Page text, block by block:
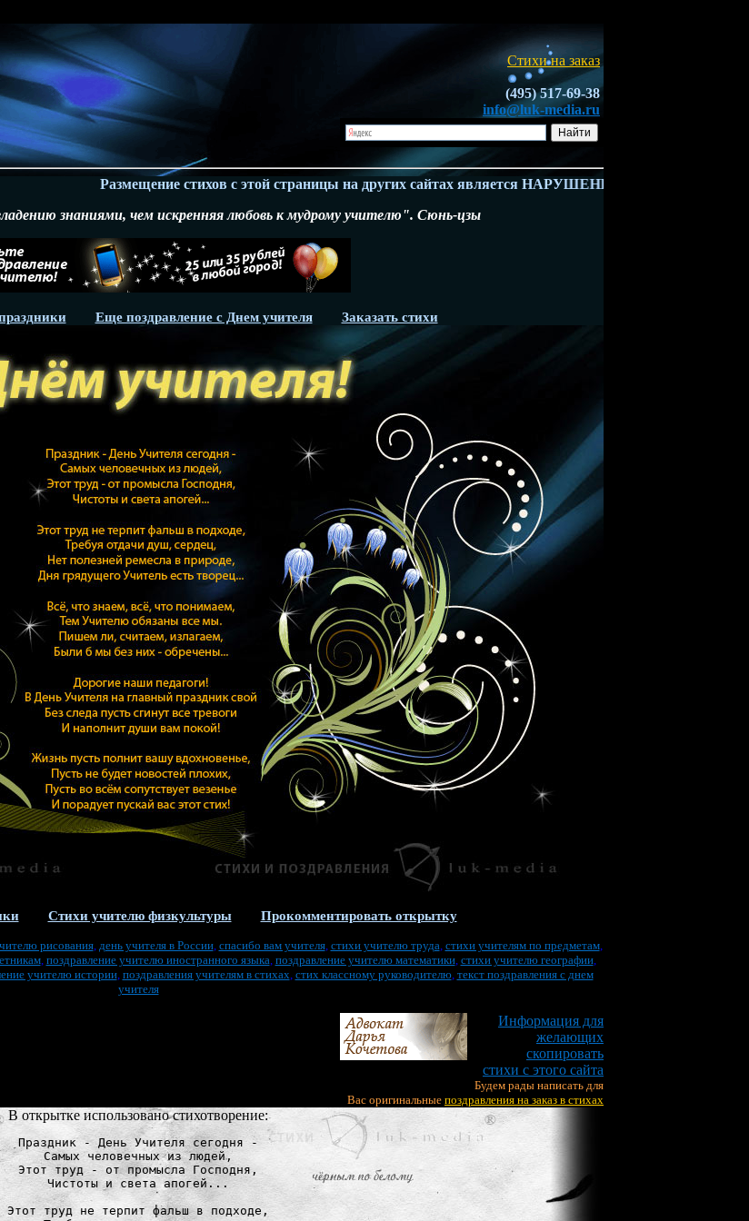
Стихи на заказ
(495) 517-69-38
info@luk-media.ru
Размещение стихов с этой страницы на других сайтах является НАРУШЕНИЕМ ЗАКОНА - Ч.4 ГК
знаниями, чем искренняя любовь к мудрому учителю". Сюнь-цзы
Еще поздравление с Днем учителя Заказать стихи
Стихи учителю физкультуры Прокомментировать открытку
рисования, день учителя в России, спасибо вам учителя, стихи учителю труда, стихи учителям по предметам,
, поздравление учителю иностранного языка, поздравление учителю математики, стихи учителю географии,
учителю истории, поздравления учителям в стихах, стих классному руководителю, текст поздравления с днем
учителя
Информация для
желающих
скопировать
стихи с этого сайта
Будем рады написать для
Вас оригинальные поздравления на заказ в стихах
В открытке использовано стихотворение:
Праздник - День Учителя сегодня -
Самых человечных из людей,
Этот труд - от промысла Господня,
Чистоты и света апогей...
Этот труд не терпит фальш в подходе,